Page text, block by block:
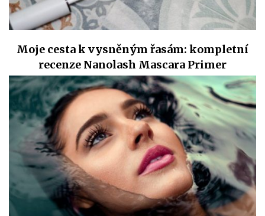
Moje cesta k vysněným řasám: kompletní
recenze Nanolash Mascara Primer